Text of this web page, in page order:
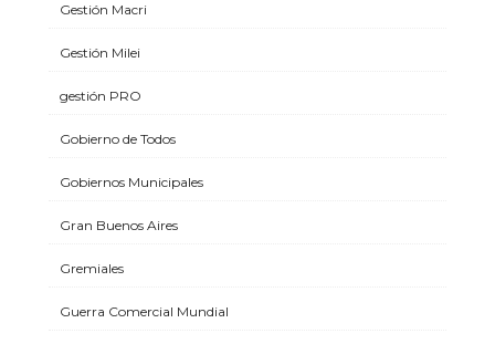
Gestión Macri
Gestión Milei
gestión PRO
Gobierno de Todos
Gobiernos Municipales
Gran Buenos Aires
Gremiales
Guerra Comercial Mundial